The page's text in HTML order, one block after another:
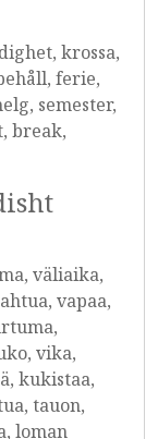
krossa,
ferie,
semester,
break,
väliaika,
vapaa,
vika,
kukistaa,
tauon,
loman